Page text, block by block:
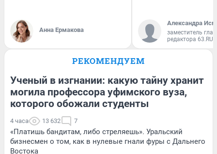
Анна Ермакова
Александра
заместитель
редактора 63.RU
РЕКОМЕНДУЕМ
Ученый в изгнании: какую тайну хранит
могила профессора уфимского вуза,
которого обожали студенты
4 часа 13 632 7
«Платишь бандитам, либо стреляешь». Уральский
бизнесмен о том, как в нулевые гнали фуры с Дальнего
Востока